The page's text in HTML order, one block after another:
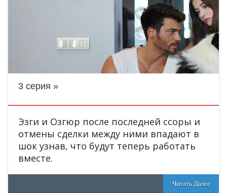
3 серия
Эзги и Озгюр после последней ссоры и
отмены сделки между ними впадают в
шок узнав, что будут теперь работать
вместе.
Читать Далее